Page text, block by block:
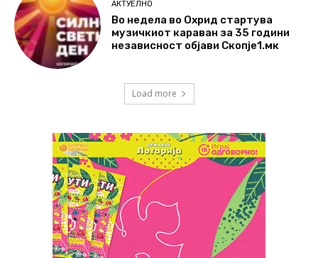
АКТУЕЛНО
Во недела во Охрид стартува
музичкиот караван за 35 години
независност објави Скопје1.мк
Load more